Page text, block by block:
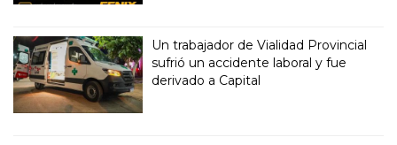
Un trabajador de Vialidad Provincial
sufrió un accidente laboral y fue
derivado a Capital